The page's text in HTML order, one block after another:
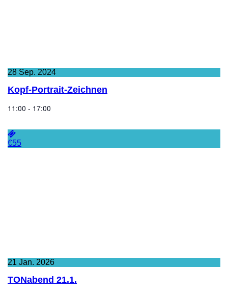
28 Sep. 2024
Kopf-Portrait-Zeichnen
11:00 - 17:00
€55
21 Jan. 2026
TONabend 21.1.